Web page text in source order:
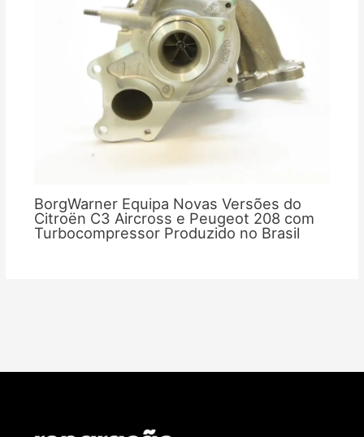
BorgWarner Equipa Novas Versões do
Citroën C3 Aircross e Peugeot 208 com
Turbocompressor Produzido no Brasil